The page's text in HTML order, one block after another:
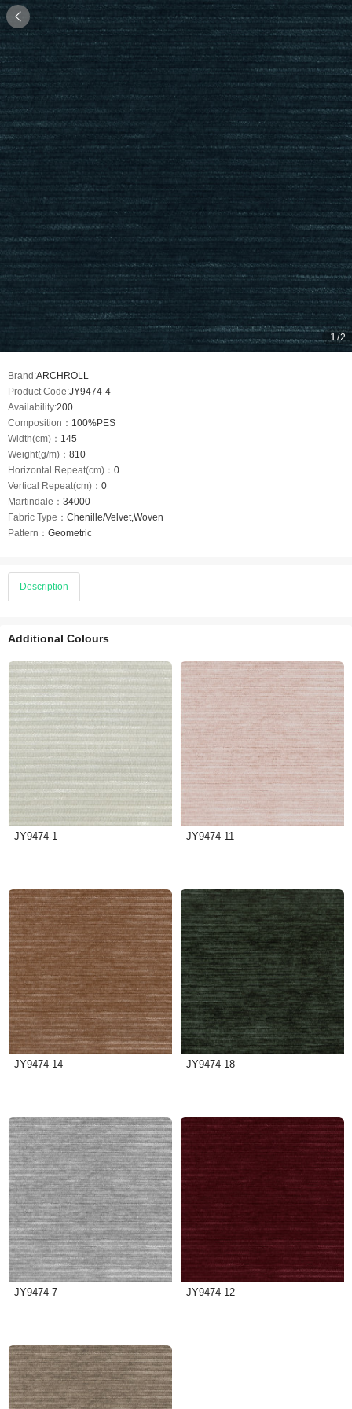

1 /2
Brand:ARCHROLL
Product Code:JY9474-4
Availability:200
Composition： 100%PES
Width(cm)： 145
Weight(g/m)： 810
Horizontal Repeat(cm)： 0
Vertical Repeat(cm)： 0
Martindale： 34000
Fabric Type： Chenille/Velvet,Woven
Pattern： Geometric
Description
Additional Colours
JY9474-1 JY9474-11
JY9474-14 JY9474-18
JY9474-7 JY9474-12